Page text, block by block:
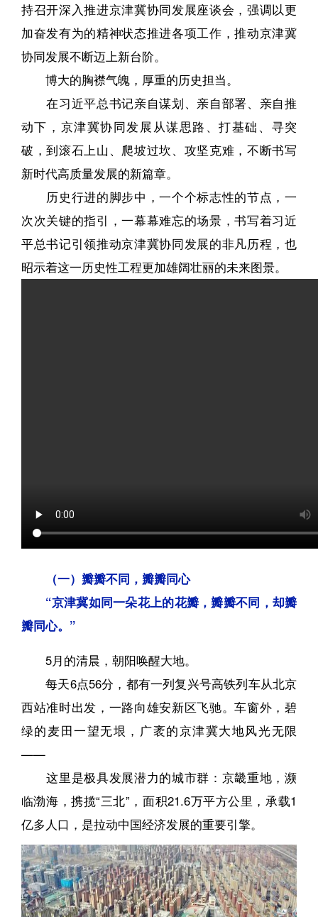
持召开深入推进京津冀协同发展座谈会，强调以更
加奋发有为的精神状态推进各项工作，推动京津冀
协同发展不断迈上新台阶。
博大的胸襟气魄，厚重的历史担当。
在习近平总书记亲自谋划、亲自部署、亲自推
动下，京津冀协同发展从谋思路、打基础、寻突
破，到滚石上山、爬坡过坎、攻坚克难，不断书写
新时代高质量发展的新篇章。
历史行进的脚步中，一个个标志性的节点，一
次次关键的指引，一幕幕难忘的场景，书写着习近
平总书记引领推动京津冀协同发展的非凡历程，也
昭示着这一历史性工程更加雄阔壮丽的未来图景。
（一）瓣瓣不同，瓣瓣同心
“京津冀如同一朵花上的花瓣，瓣瓣不同，却瓣
瓣同心。”
5月的清晨，朝阳唤醒大地。
每天6点56分，都有一列复兴号高铁列车从北京
西站准时出发，一路向雄安新区飞驰。车窗外，碧
绿的麦田一望无垠，广袤的京津冀大地风光无限
——
这里是极具发展潜力的城市群：京畿重地，濒
临渤海，携揽“三北”，面积21.6万平方公里，承载1
亿多人口，是拉动中国经济发展的重要引擎。